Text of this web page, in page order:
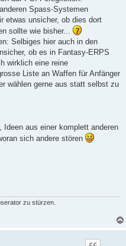
Spass-Systemen
etwas unsicher, ob dies dort
sollte wie bisher...
Selbiges hier auch in den
ob es in Fantasy-ERPS
wirklich eine reine
Liste an Waffen für Anfänger
wählen gerne aus statt selbst zu
aus einer komplett anderen
sich andere stören
zu stürzen.